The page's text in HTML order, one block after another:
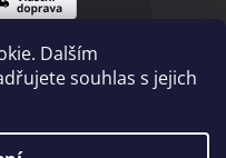
Dalším
souhlas s jejich